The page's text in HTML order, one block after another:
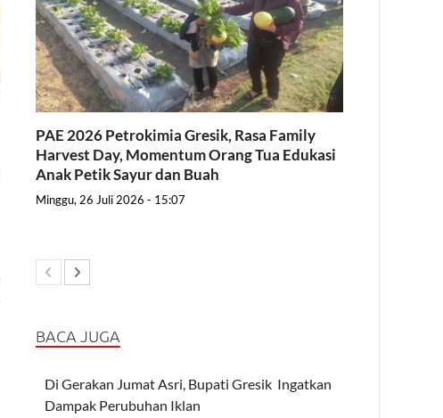
PAE 2026 Petrokimia Gresik, Rasa Family
Harvest Day, Momentum Orang Tua Edukasi
Anak Petik Sayur dan Buah
Minggu, 26 Juli 2026 - 15:07
BACA JUGA
Di Gerakan Jumat Asri, Bupati Gresik Ingatkan
Dampak Perubuhan Iklan